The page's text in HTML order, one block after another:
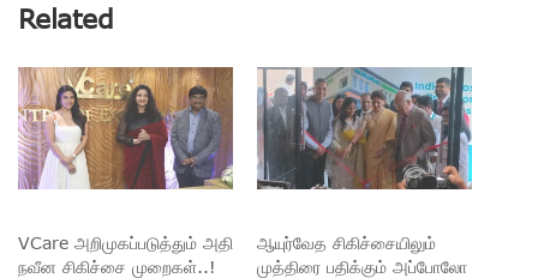
Related
VCare அறிமுகப்படுத்தும் அதி
நவீன சிகிச்சை முறைகள்..!
ஆயுர்வேத சிகிச்சையிலும்
முத்திரை பதிக்கும் அப்போலோ